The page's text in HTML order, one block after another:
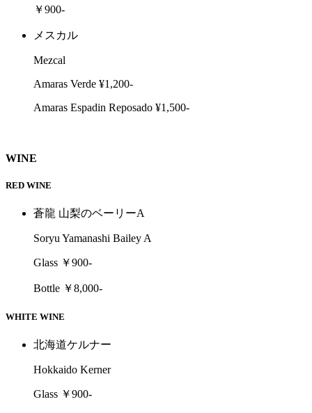
￥900-
メスカル
Mezcal
Amaras Verde ¥1,200-
Amaras Espadin Reposado ¥1,500-
WINE
RED WINE
蒼龍 山梨のベーリーA
Soryu Yamanashi Bailey A
Glass ￥900-
Bottle ￥8,000-
WHITE WINE
北海道ケルナー
Hokkaido Kerner
Glass ￥900-